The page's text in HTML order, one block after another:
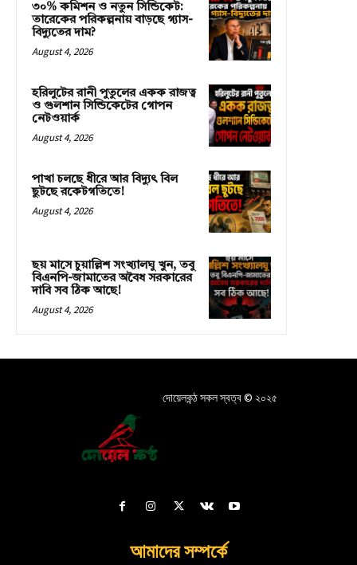
৩০% কমিশন ও নতুন সিন্ডিকেট:
তারেকের পরিকল্পনায় বাড়ছে গ্যাস-
বিদ্যুতের দাম?
August 4, 2026
হরিলুটের রানী পুতুলের একক রাজত্ব
ও গুলশান সিন্ডিকেটের গোপন
নেটওয়ার্ক
August 4, 2026
পাখা চলছে ধীরে আর বিদ্যুৎ বিল
ছুটছে রকেটগতিতে!
August 4, 2026
ছয় মাসে চুয়াল্লিশ সংখ্যালঘু খুন, তবু
বিএনপি-জামাতের অবৈধ সরকারের
দাবি সব ঠিক আছে!
August 4, 2026
দোয়েলকন্ঠ সকল স্বত্ব © ২০২৫
আমাদের সম্পর্কে